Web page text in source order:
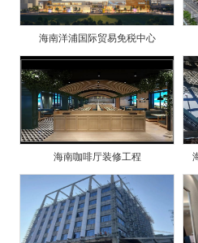
海南洋浦国际贸易免税中心
海南咖啡厅装修工程